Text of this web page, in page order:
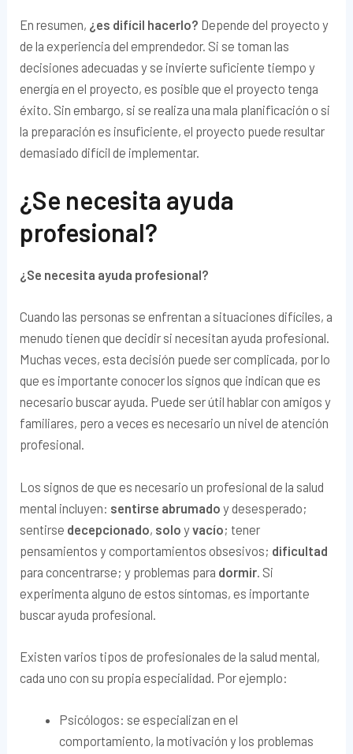
En resumen, ¿es difícil hacerlo? Depende del proyecto y
de la experiencia del emprendedor. Si se toman las
decisiones adecuadas y se invierte suficiente tiempo y
energía en el proyecto, es posible que el proyecto tenga
éxito. Sin embargo, si se realiza una mala planificación o si
la preparación es insuficiente, el proyecto puede resultar
demasiado difícil de implementar.
¿Se necesita ayuda
profesional?
¿Se necesita ayuda profesional?
Cuando las personas se enfrentan a situaciones difíciles, a
menudo tienen que decidir si necesitan ayuda profesional.
Muchas veces, esta decisión puede ser complicada, por lo
que es importante conocer los signos que indican que es
necesario buscar ayuda. Puede ser útil hablar con amigos y
familiares, pero a veces es necesario un nivel de atención
profesional.
Los signos de que es necesario un profesional de la salud
mental incluyen: sentirse abrumado y desesperado;
sentirse decepcionado, solo yvacío; tener
pensamientos y comportamientos obsesivos; dificultad
para concentrarse; y problemas para dormir . Si
experimenta alguno de estos síntomas, es importante
buscar ayuda profesional.
Existen varios tipos de profesionales de la salud mental,
cada uno con su propia especialidad. Por ejemplo:
Psicólogos: se especializan en el
comportamiento, la motivación y los problemas